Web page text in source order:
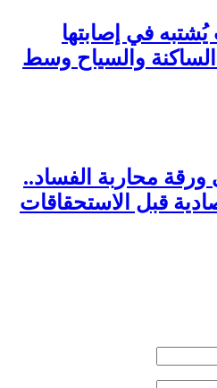
في إصابتها
والسياح وسط
ورقة محاربة الفساد..
قبل الاستحقاقات